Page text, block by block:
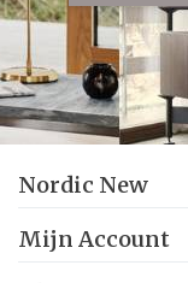
Nordic New
Mijn Account